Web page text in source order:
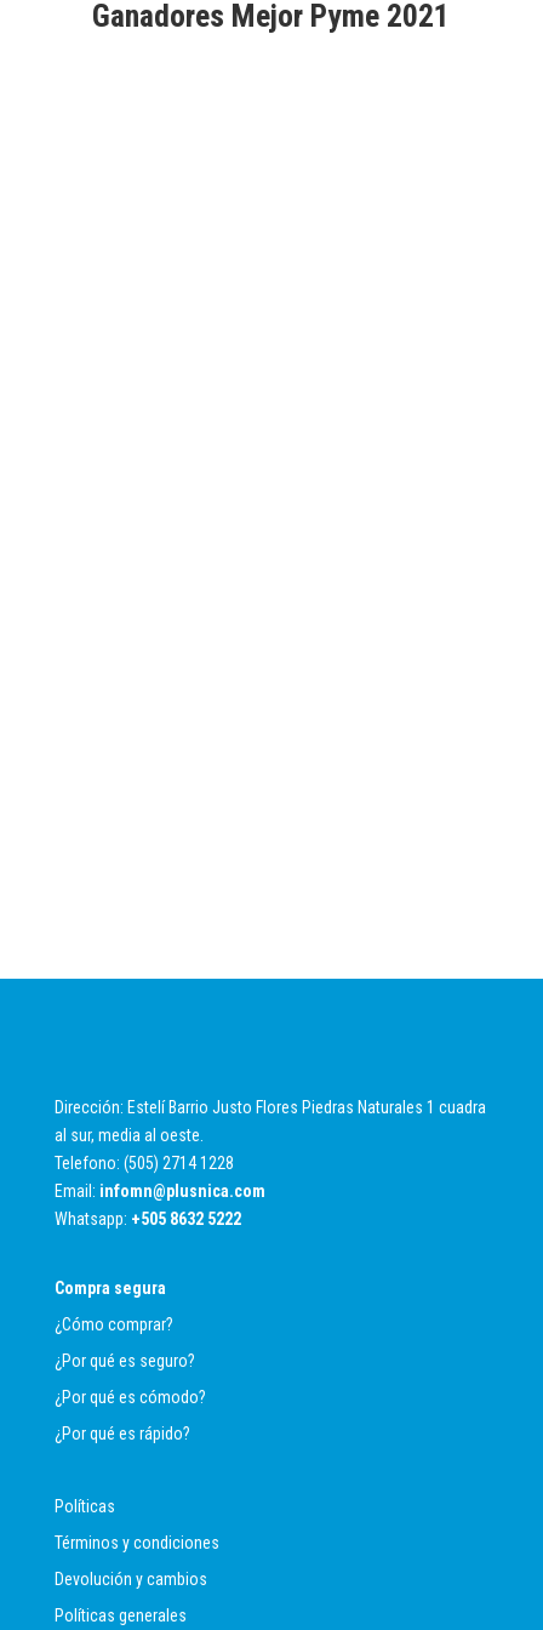
Ganadores Mejor Pyme 2021
Dirección: Estelí Barrio Justo Flores Piedras Naturales 1 cuadra
al sur, media al oeste.
Telefono: (505) 2714 1228
Email: infomn@plusnica.com
Whatsapp: +505 8632 5222
Compra segura
¿Cómo comprar?
¿Por qué es seguro?
¿Por qué es cómodo?
¿Por qué es rápido?
Políticas
Términos y condiciones
Devolución y cambios
Políticas generales